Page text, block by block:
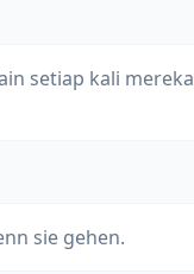
setiap kali mereka
sie gehen.